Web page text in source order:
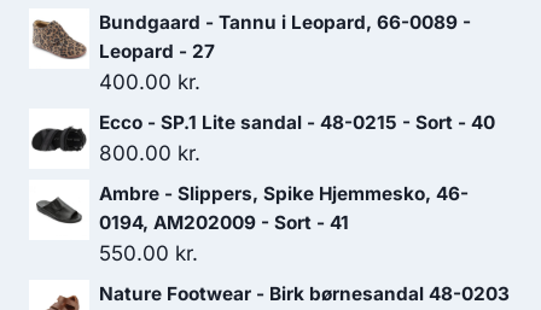
oprindelige
pris
749.00 kr..
aktuelle
524.30 kr..
Bundgaard - Tannu i Leopard, 66-0089 -
Leopard - 27
400.00 kr.
Ecco - SP.1 Lite sandal - 48-0215 - Sort - 40
800.00 kr.
Ambre - Slippers, Spike Hjemmesko, 46-
0194, AM202009 - Sort - 41
550.00 kr.
Nature Footwear - Birk børnesandal 48-0203